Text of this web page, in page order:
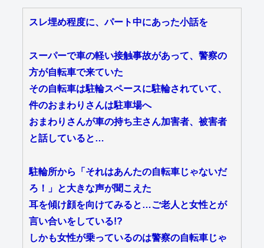
スレ埋め程度に、パート中にあった小話を
スーパーで車の軽い接触事故があって、警察の
方が自転車で来ていた
その自転車は駐輪スペースに駐輪されていて、
件のおまわりさんは駐車場へ
おまわりさんが車の持ち主さん加害者、被害者
と話していると…
駐輪所から「それはあんたの自転車じゃないだ
ろ！」と大きな声が聞こえた
耳を傾け顔を向けてみると…ご老人と女性とが
言い合いをしている!?
しかも女性が乗っているのは警察の自転車じゃ